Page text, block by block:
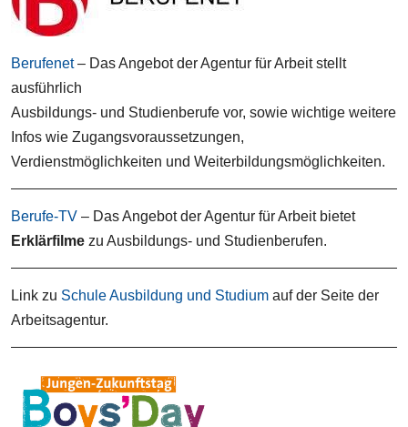
Berufenet– Das Angebot der Agentur für Arbeit stellt
ausführlich
Ausbildungs- und Studienberufe vor, sowie wichtige weitere
Infos wie Zugangsvoraussetzungen,
Verdienstmöglichkeiten und Weiterbildungsmöglichkeiten.
Berufe-TV – Das Angebot der Agentur für Arbeit bietet
Erklärfilme zu Ausbildungs- und Studienberufen.
Link zu Schule Ausbildung und Studium auf der Seite der
Arbeitsagentur.